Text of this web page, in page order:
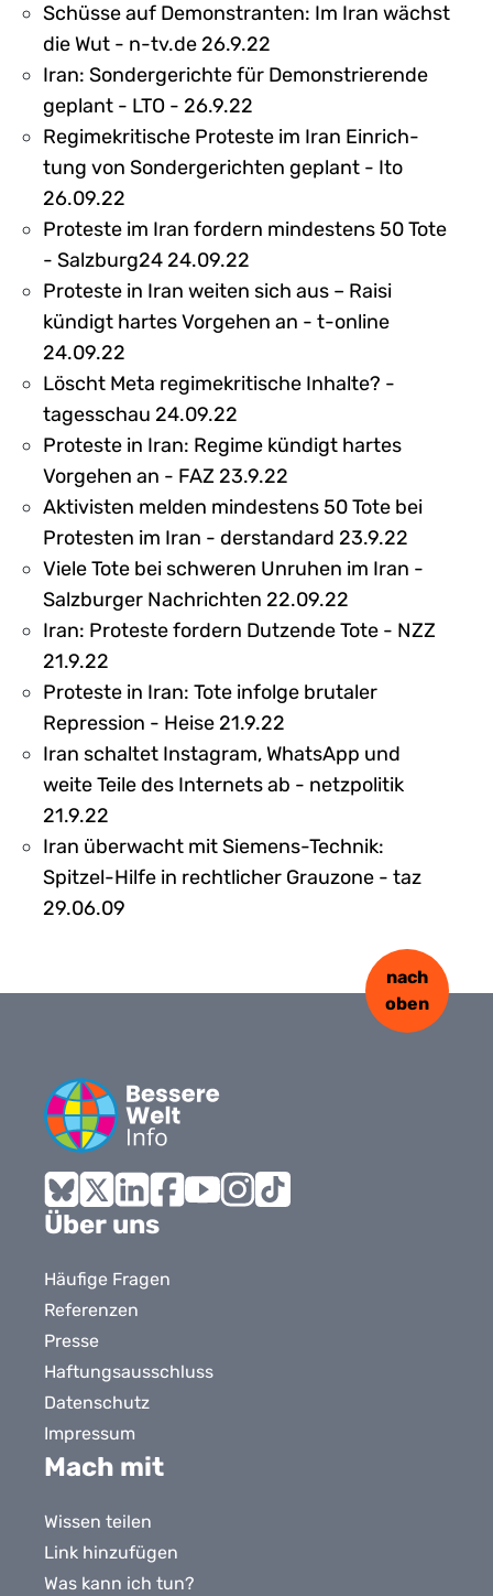
Schüsse auf Demonstranten: Im Iran wächst
die Wut - n-tv.de 26.9.22
Iran: Sondergerichte für Demonstrierende
geplant - LTO - 26.9.22
Regimekritische Proteste im Iran Ein­rich­
tung von Son­der­ge­richten geplant - Ito
26.09.22
Proteste im Iran fordern mindestens 50 Tote
- Salzburg24 24.09.22
Proteste in Iran weiten sich aus – Raisi
kündigt hartes Vorgehen an - t-online
24.09.22
Löscht Meta regimekritische Inhalte? -
tagesschau 24.09.22
Proteste in Iran: Regime kündigt hartes
Vorgehen an - FAZ 23.9.22
Aktivisten melden mindestens 50 Tote bei
Protesten im Iran - derstandard 23.9.22
Viele Tote bei schweren Unruhen im Iran -
Salzburger Nachrichten 22.09.22
Iran: Proteste fordern Dutzende Tote - NZZ
21.9.22
Proteste in Iran: Tote infolge brutaler
Repression - Heise 21.9.22
Iran schaltet Instagram, WhatsApp und
weite Teile des Internets ab - netzpolitik
21.9.22
Iran überwacht mit Siemens-Technik:
Spitzel-Hilfe in rechtlicher Grauzone - taz
29.06.09
Bluesky
X LinkedInFacebook
nach
oben
Über uns
Häufige Fragen
Referenzen
Presse
Haftungsausschluss
Datenschutz
Impressum
Mach mit
Wissen teilen
Link hinzufügen
Was kann ich tun?